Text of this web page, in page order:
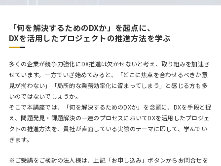
「何を解決するためのDXか」を起点に、
DXを活用したプロジェクトの推進方法を学ぶ
多くの企業が競争力強化にDX推進は欠かせないと考え、取り組みを加速さ
せています。一方でいざ始めてみると、「どこに焦点を合わせるべきか意
見が揃わない」「局所的な業務効率化に留まってしまう」と感じる方も多
いのではないでしょうか。
そこで本講座では、「何を解決するためのDXか」を念頭に、DXを手段と捉
え、問題発見・課題解決の一連のプロセスにおいてDXを活用したプロジェ
クトの推進方法を、貴社が直面している実際のテーマに即して、学んでい
きます。
※ご受講をご検討の法人様は、上記「お申し込み」ボタンからお問合せを